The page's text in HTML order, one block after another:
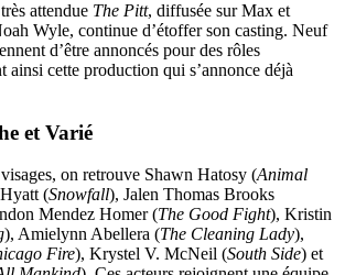
attendue The Pitt, diffusée sur Max et
Wyle, continue d’étoffer son casting. Neuf
d’être annoncés pour des rôles
ainsi cette production qui s’annonce déjà
et Varié
on retrouve Shawn Hatosy (Animal
(Snowfall), Jalen Thomas Brooks
Mendez Homer (The Good Fight), Kristin
), Amielynn Abellera (The Cleaning Lady),
Fire), Krystel V. McNeil (South Side) et